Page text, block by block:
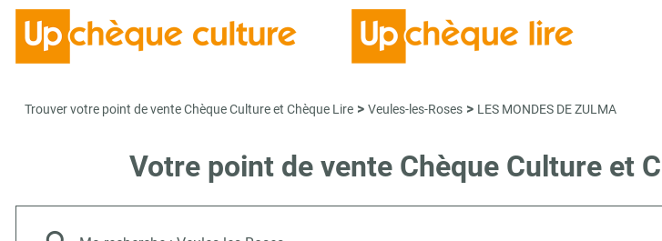
Trouver votre point de vente Chèque Culture et Chèque Lire > Veules-les-Roses > LES MONDES DE ZULMA
Votre point de vente Chèque Culture et